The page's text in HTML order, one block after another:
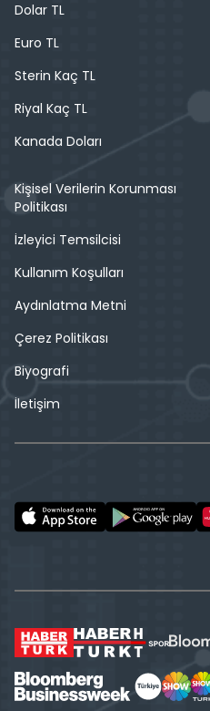
Dolar TL
Euro TL
Sterin Kaç TL
Riyal Kaç TL
Kanada Doları
Kişisel Verilerin Korunması
Politikası
İzleyici Temsilcisi
Kullanım Koşulları
Aydınlatma Metni
Çerez Politikası
Biyografi
İletişim